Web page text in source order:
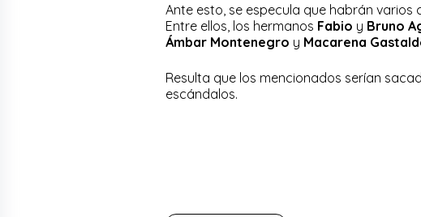
Ante esto, se especula que habrán
Entre ellos, los hermanos Fabio y Bruno
Ámbar Montenegro y Macarena
Resulta que los mencionados serían
escándalos.